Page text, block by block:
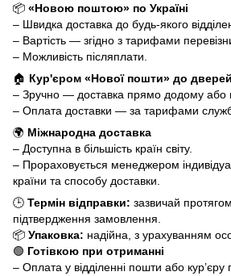
📦 «Новою поштою» по Україні
– Швидка доставка до будь-якого
– Вартість — згідно з тарифами
– Можливість післяплати.
🏠 Кур'єром «Нової пошти» до дверей
– Зручно — доставка прямо додому або
– Оплата доставки — за тарифами
🌍 Міжнародна доставка
– Доступна в більшість країн світу.
– Прораховується менеджером
країни та способу доставки.
🕒 Термін відправки: зазвичай
підтвердження замовлення.
📦 Упаковка: надійна, з урахуванням
🟢 Готівкою при отриманні
– Оплата у відділенні пошти або кур’єру